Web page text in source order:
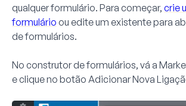
qualquer formulário. Para começar, crie
formulário ou edite um existente para
de formulários.
No construtor de formulários, vá a
e clique no botão Adicionar Nova